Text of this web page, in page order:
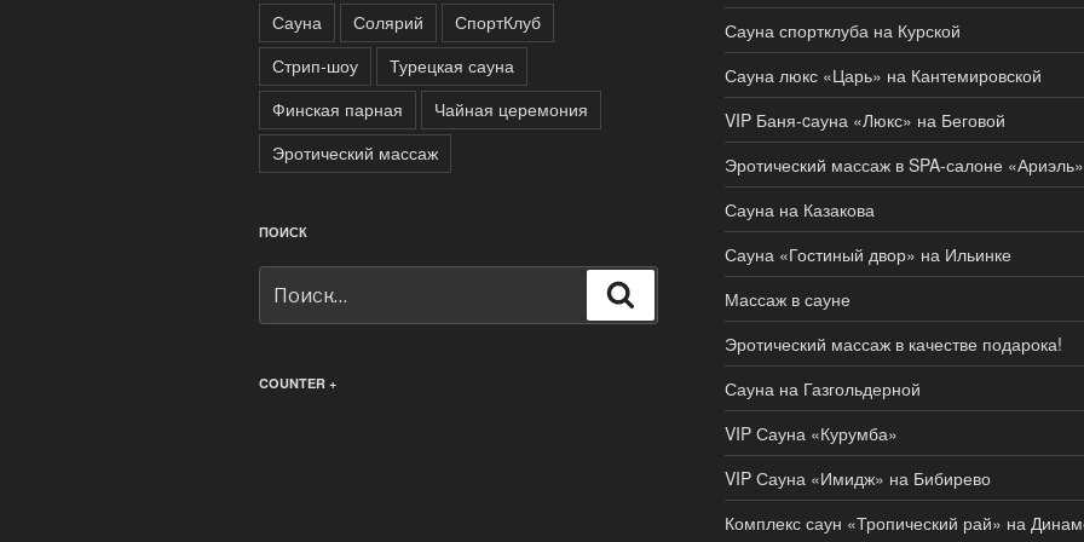
Сауна Солярий
СпортКлуб
Стрип-шоу
Турецкая сауна
Финская парная
Чайная церемония
Эротический массаж
ПОИСК
COUNTER +
Сауна спортклуба на Курской
Сауна люкс «Царь» на Кантемировской
VIP Баня-cауна «Люкс» на Беговой
Эротический массаж в SPA-салоне
Сауна на Казакова
Сауна «Гостиный двор» на Ильинке
Массаж в сауне
Эротический массаж в качестве подарока!
Сауна на Газгольдерной
VIP Сауна «Курумба»
VIP Сауна «Имидж» на Бибирево
Комплекс саун «Тропический рай» на